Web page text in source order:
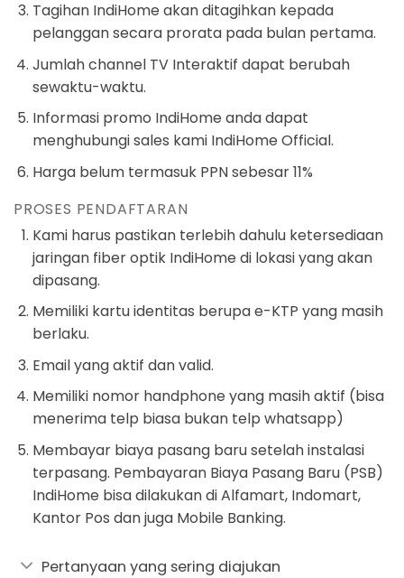
Tagihan IndiHome akan ditagihkan kepada
pelanggan secara prorata pada bulan pertama.
Jumlah channel TV Interaktif dapat berubah
sewaktu-waktu.
Informasi promo IndiHome anda dapat
menghubungi sales kami IndiHome Official.
Harga belum termasuk PPN sebesar 11%
PROSES PENDAFTARAN
Kami harus pastikan terlebih dahulu ketersediaan
jaringan fiber optik IndiHome di lokasi yang akan
dipasang.
Memiliki kartu identitas berupa e-KTP yang masih
berlaku.
Email yang aktif dan valid.
Memiliki nomor handphone yang masih aktif (bisa
menerima telp biasa bukan telp whatsapp)
Membayar biaya pasang baru setelah instalasi
terpasang. Pembayaran Biaya Pasang Baru (PSB)
IndiHome bisa dilakukan di Alfamart, Indomart,
Kantor Pos dan juga Mobile Banking.
Pertanyaan yang sering diajukan